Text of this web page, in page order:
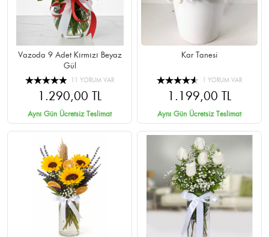
Vazoda 9 Adet Kırmızı Beyaz
Gül
11 YORUM VAR
1.290,00 TL
Aynı Gün Ücretsiz Teslimat
Kar Tanesi
1 YORUM VAR
1.199,00 TL
Aynı Gün Ücretsiz Teslimat